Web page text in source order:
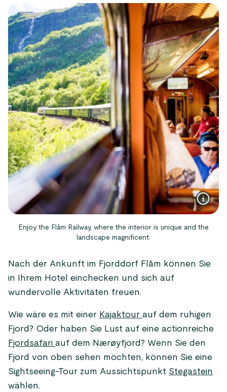
Enjoy the Flåm Railway, where the interior is unique and the
landscape magnificent.
Nach der Ankunft im Fjorddorf Flåm können Sie
in Ihrem Hotel einchecken und sich auf
wundervolle Aktivitäten freuen.
Wie wäre es mit einer Kajaktour auf dem ruhigen
Fjord? Oder haben Sie Lust auf eine actionreiche
Fjordsafari auf dem Nærøyfjord? Wenn Sie den
Fjord von oben sehen möchten, können Sie eine
Sightseeing-Tour zum Aussichtspunkt Stegastein
wählen.